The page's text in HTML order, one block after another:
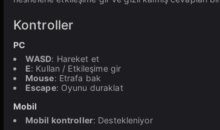
Kontroller
PC
WASD: Hareket et
E: Kullan / Etkileşime gir
Mouse: Etrafa bak
Escape: Oyunu duraklat
Mobil
Mobil kontroller: Destekleniyor